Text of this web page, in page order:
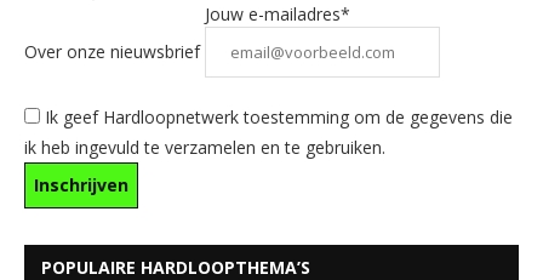
Over onze nieuwsbrief
Jouw e-mailadres*
Ik geef Hardloopnetwerk toestemming om de gegevens die
ik heb ingevuld te verzamelen en te gebruiken.
POPULAIRE HARDLOOPTHEMA’S